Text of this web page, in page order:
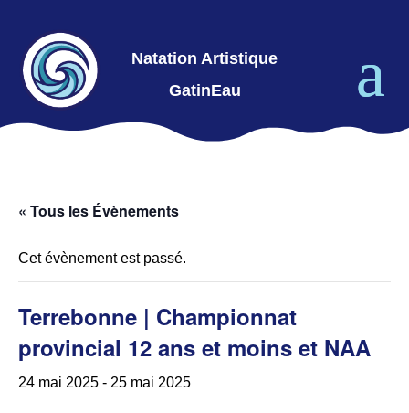
Natation Artistique
GatinEau
« Tous les Évènements
Cet évènement est passé.
Terrebonne | Championnat
provincial 12 ans et moins et NAA
24 mai 2025 - 25 mai 2025